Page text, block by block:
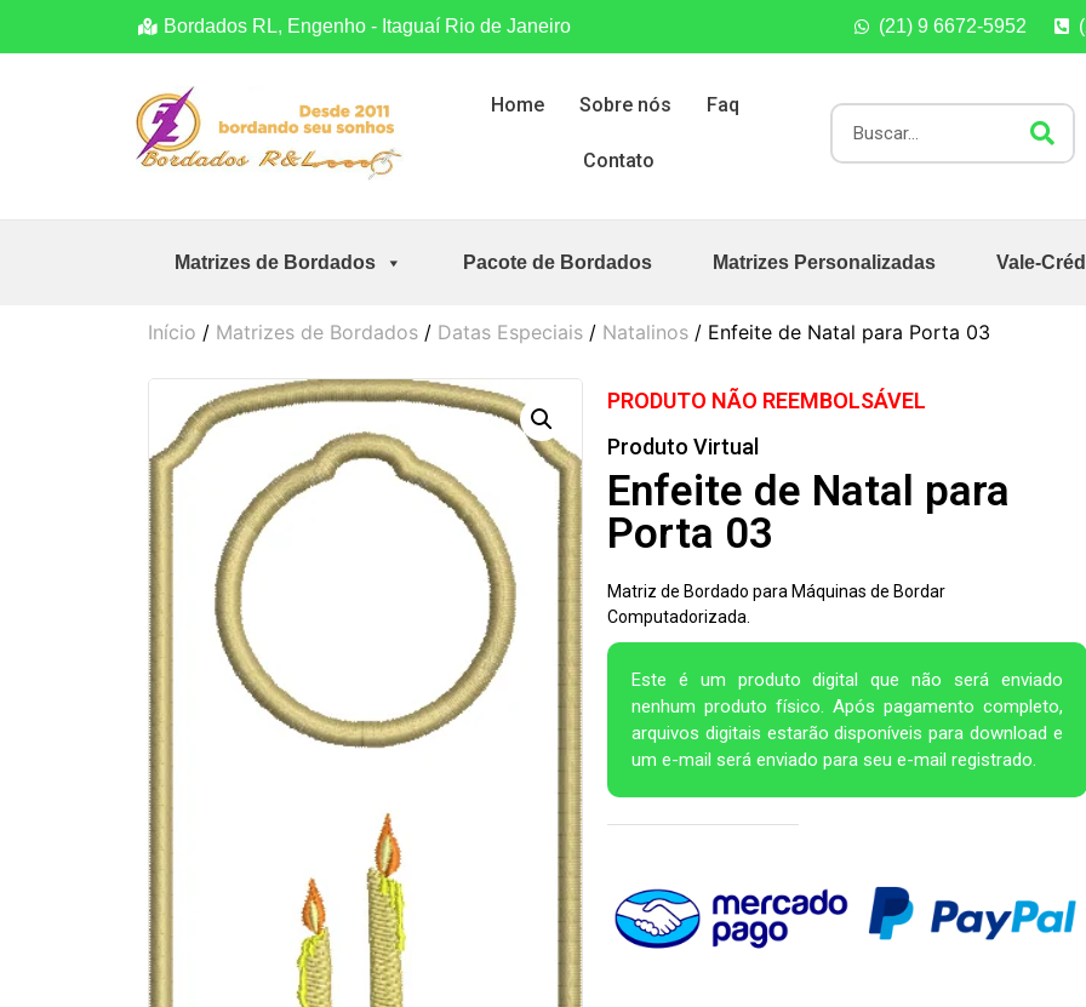
Bordados RL, Engenho - Itaguaí Rio de Janeiro (21) 9 6672-5952
Home Sobre nós Faq
Contato
Matrizes de Bordados Pacote de Bordados Matrizes Personalizadas Vale-
Início / Matrizes de Bordados / Datas Especiais / Natalinos / Enfeite de Natal para Porta 03
PRODUTO NÃO REEMBOLSÁVEL
Produto Virtual
Enfeite de Natal para
Porta 03
Matriz de Bordado para Máquinas de Bordar
Computadorizada.
Este é um produto digital que não será enviado
nenhum produto físico. Após pagamento completo,
arquivos digitais estarão disponíveis para download e
um e-mail será enviado para seu e-mail registrado.